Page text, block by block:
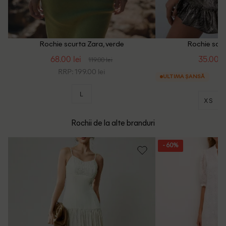
Rochie scurta Zara, verde
68.00 lei 119.00 lei
RRP: 199.00 lei
L
Rochie
35.00
ULTIMA ȘANSĂ
XS
Rochii de la alte branduri
- 60%